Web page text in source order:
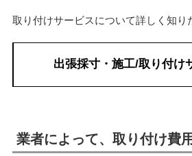
取り付けサービスについて詳しく知り
出張採寸・施工/取り付け
業者によって、取り付け費